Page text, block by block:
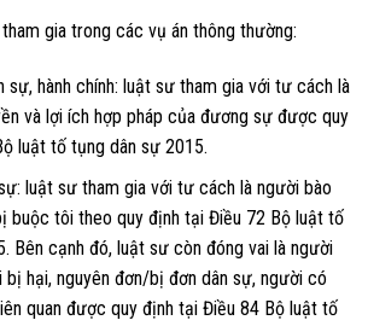
gia trong các vụ án thông thường:
sự, hành chính: luật sư tham gia với tư cách là
và lợi ích hợp pháp của đương sự được quy
luật tố tụng dân sự 2015.
luật sư tham gia với tư cách là người bào
buộc tôi theo quy định tại Điều 72 Bộ luật tố
Bên cạnh đó, luật sư còn đóng vai là người
bị hại, nguyên đơn/bị đơn dân sự, người có
quan được quy định tại Điều 84 Bộ luật tố